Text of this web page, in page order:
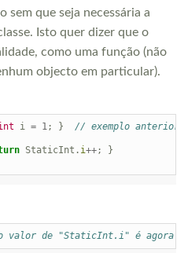
sem que seja necessária a
Isto quer dizer que o
como uma função (não
objecto em particular).
i = 1; }
// exemplo anterior
StaticInt . i++;
}
valor de "StaticInt.i" é agora